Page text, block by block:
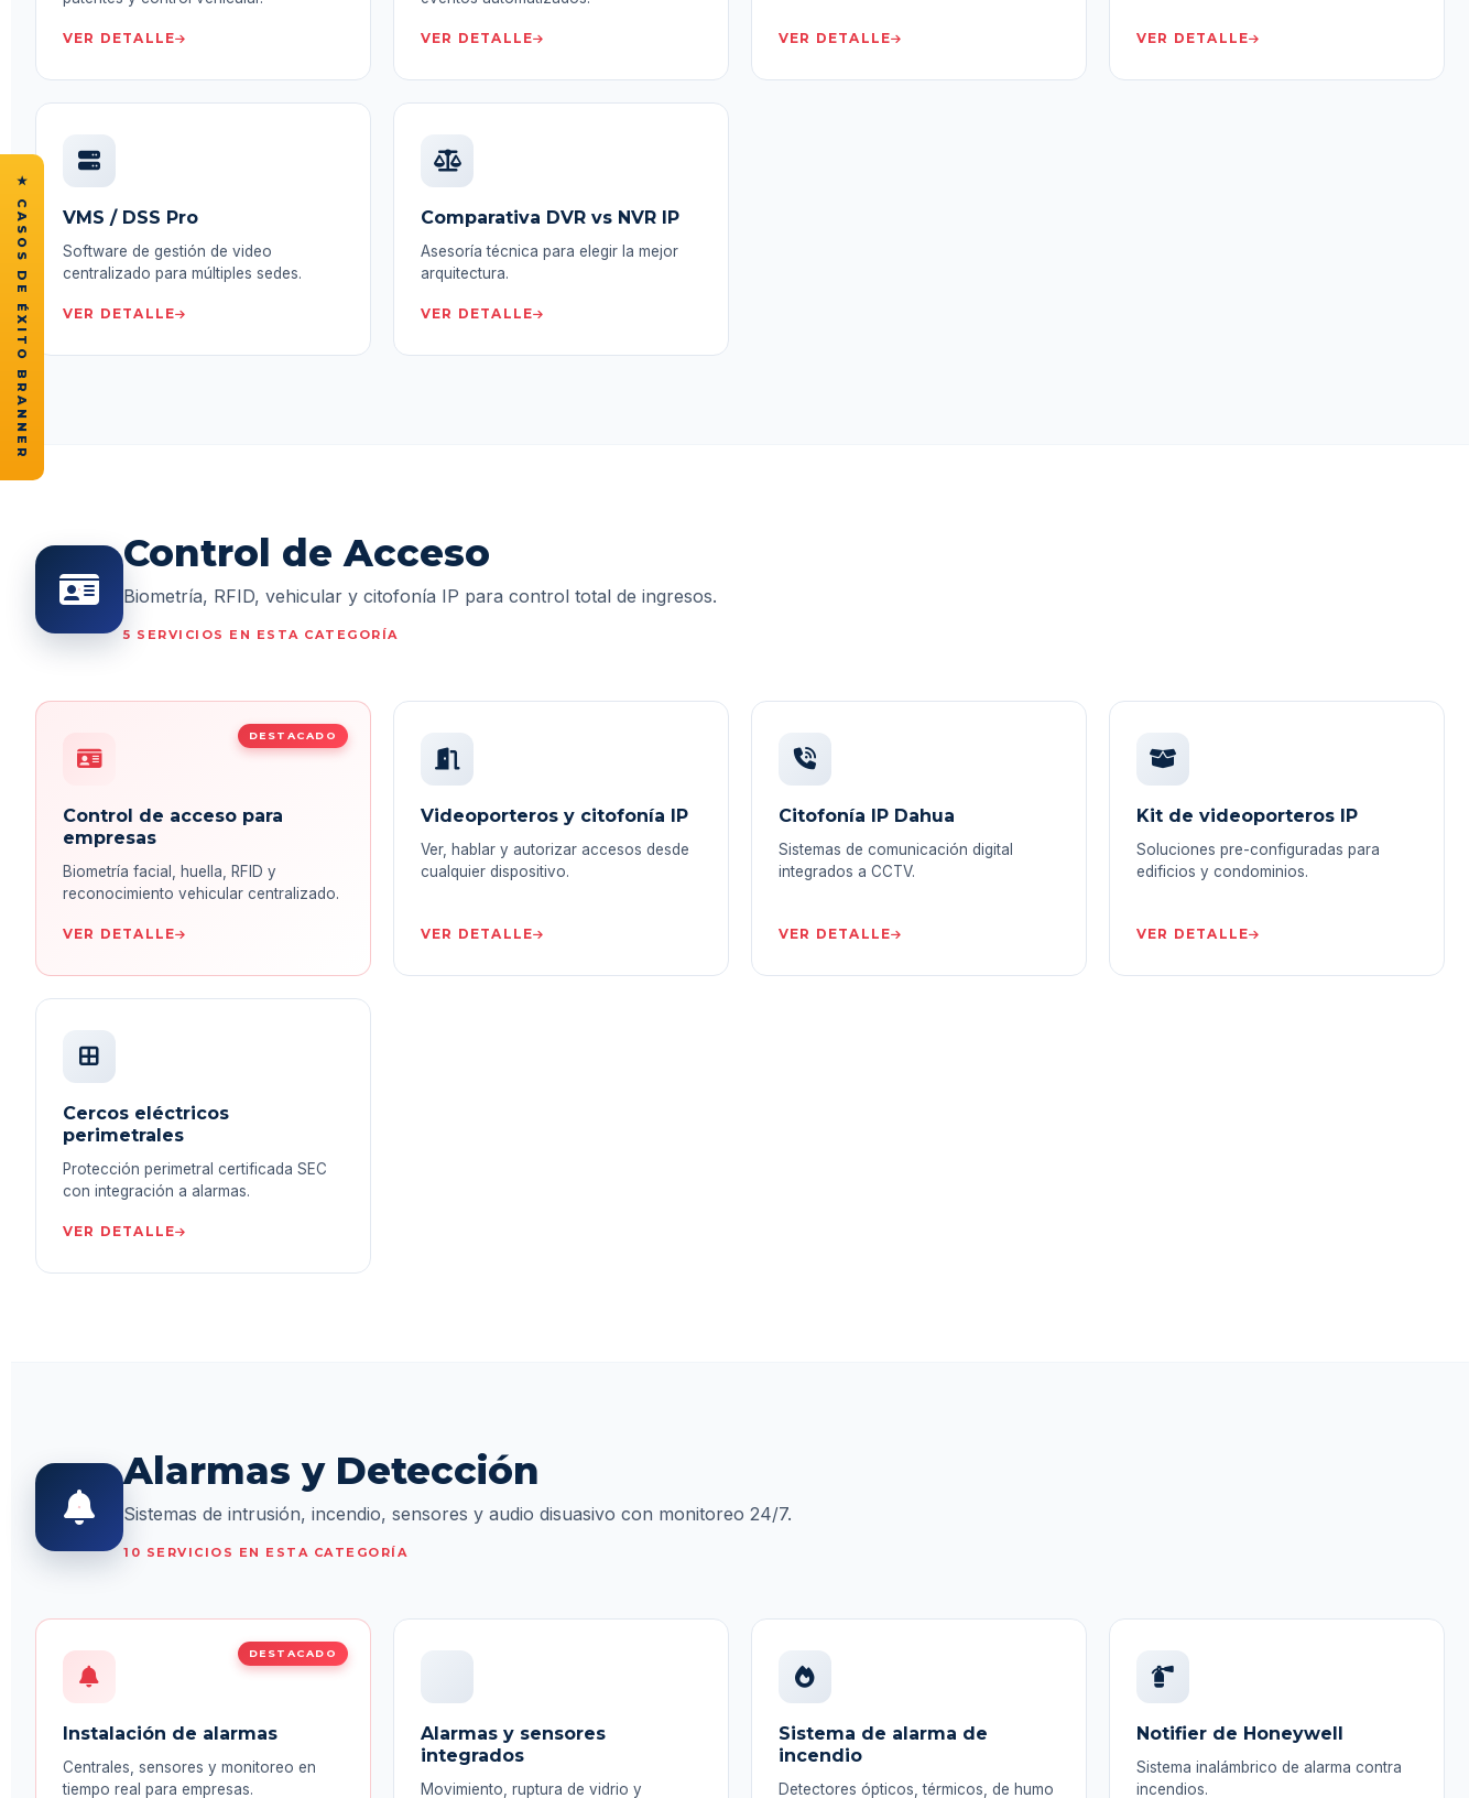
VER DETALLE VER DETALLE VER DETALLE VER DETALLE
VMS / DSS Pro
Software de gestión de video
centralizado para múltiples sedes.
VER DETALLE
Comparativa DVR vs NVR IP
Asesoría técnica para elegir la mejor
arquitectura.
VER DETALLE
Control de Acceso
Biometría, RFID, vehicular y citofonía IP para control total de ingresos.
5 SERVICIOS EN ESTA CATEGORÍA
DESTACADO
Control de acceso para
empresas
Biometría facial, huella, RFID y
reconocimiento vehicular centralizado.
VER DETALLE
Videoporteros y citofonía IP
Ver, hablar y autorizar accesos desde
cualquier dispositivo.
VER DETALLE
Citofonía IP Dahua
Sistemas de comunicación digital
integrados a CCTV.
VER DETALLE
Kit de videoporteros IP
Soluciones pre-configuradas para
edificios y condominios.
VER DETALLE
Cercos eléctricos
perimetrales
Protección perimetral certificada SEC
con integración a alarmas.
VER DETALLE
Alarmas y Detección
Sistemas de intrusión, incendio, sensores y audio disuasivo con monitoreo 24/7.
10 SERVICIOS EN ESTA CATEGORÍA
DESTACADO
Instalación de alarmas
Centrales, sensores y monitoreo en
tiempo real para empresas.
Alarmas y sensores
integrados
Movimiento, ruptura de vidrio y
Sistema de alarma de
incendio
Detectores ópticos, térmicos, de humo
Notifier de Honeywell
Sistema inalámbrico de alarma contra
incendios.
★ CASOS DE ÉXITO BRANNER